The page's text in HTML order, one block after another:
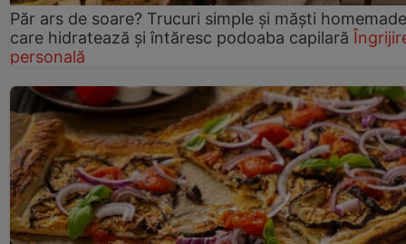
Păr ars de soare? Trucuri simple și măști homemade
care hidratează și întăresc podoaba capilară
personală